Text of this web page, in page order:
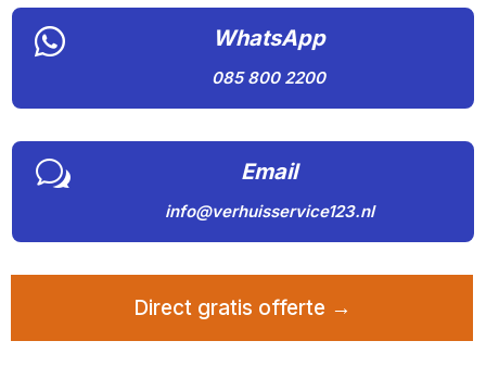
 WhatsApp
085 800 2200
w Email
info@verhuisservice123.nl
Direct gratis offerte →